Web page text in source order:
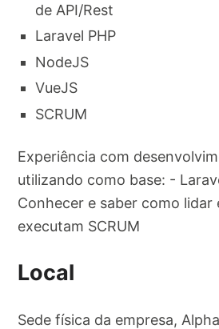
de API/Rest
Laravel PHP
NodeJS
VueJS
SCRUM
Experiência com
utilizando como base: -
Conhecer e saber como lidar
executam SCRUM
Local
Sede física da empresa,